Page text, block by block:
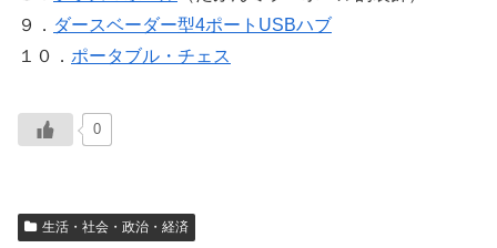
９． ダースベーダー型4ポートUSBハブ
１０． ポータブル・チェス
0
生活・社会・政治・経済